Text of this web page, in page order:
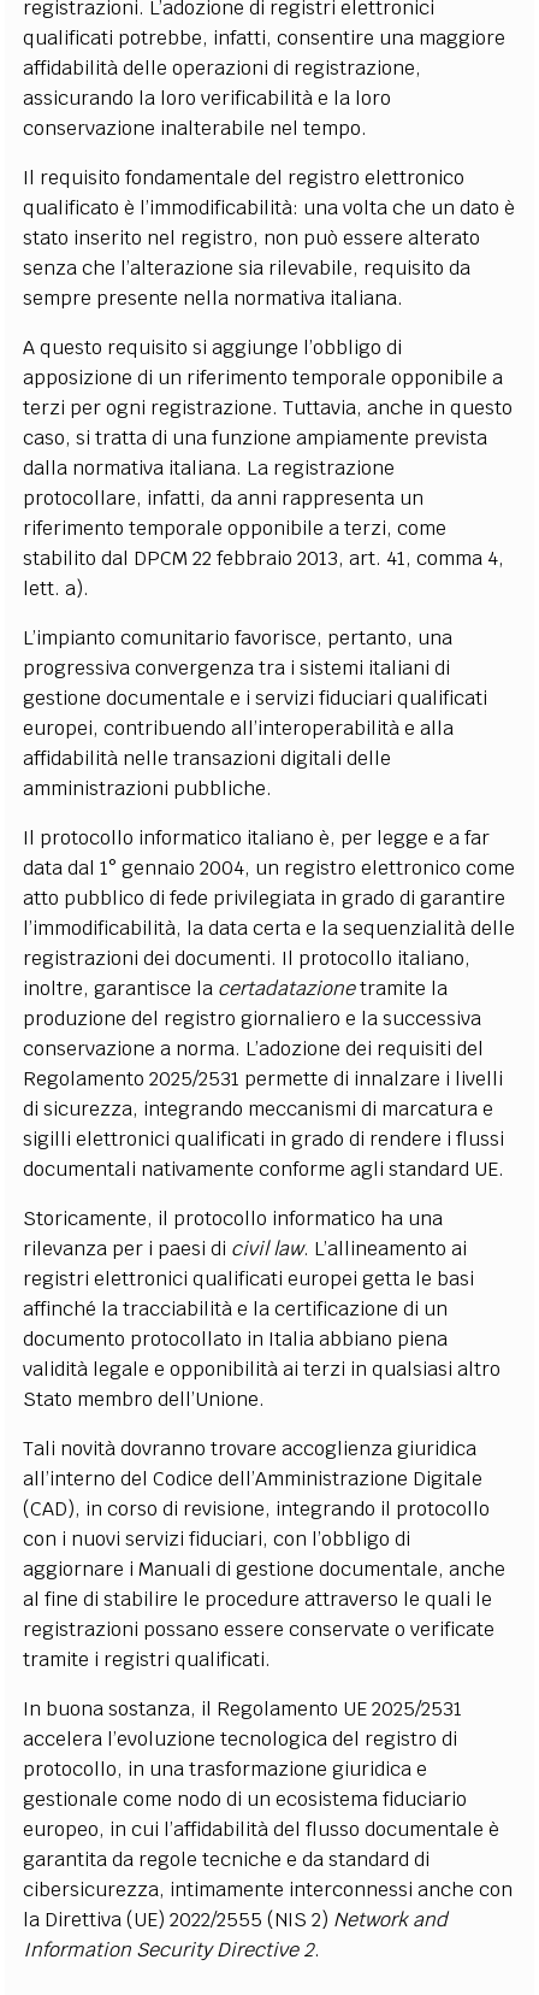
registrazioni. L’adozione di registri elettronici
qualificati potrebbe, infatti, consentire una maggiore
affidabilità delle operazioni di registrazione,
assicurando la loro verificabilità e la loro
conservazione inalterabile nel tempo.
Il requisito fondamentale del registro elettronico
qualificato è l’immodificabilità: una volta che un dato è
stato inserito nel registro, non può essere alterato
senza che l’alterazione sia rilevabile, requisito da
sempre presente nella normativa italiana.
A questo requisito si aggiunge l’obbligo di
apposizione di un riferimento temporale opponibile a
terzi per ogni registrazione. Tuttavia, anche in questo
caso, si tratta di una funzione ampiamente prevista
dalla normativa italiana. La registrazione
protocollare, infatti, da anni rappresenta un
riferimento temporale opponibile a terzi, come
stabilito dal DPCM 22 febbraio 2013, art. 41, comma 4,
lett. a).
L’impianto comunitario favorisce, pertanto, una
progressiva convergenza tra i sistemi italiani di
gestione documentale e i servizi fiduciari qualificati
europei, contribuendo all’interoperabilità e alla
affidabilità nelle transazioni digitali delle
amministrazioni pubbliche.
Il protocollo informatico italiano è, per legge e a far
data dal 1° gennaio 2004, un registro elettronico come
atto pubblico di fede privilegiata in grado di garantire
l’immodificabilità, la data certa e la sequenzialità delle
registrazioni dei documenti. Il protocollo italiano,
inoltre, garantisce la certadatazionetramite la
produzione del registro giornaliero e la successiva
conservazione a norma. L’adozione dei requisiti del
Regolamento 2025/2531 permette di innalzare i livelli
di sicurezza, integrando meccanismi di marcatura e
sigilli elettronici qualificati in grado di rendere i flussi
documentali nativamente conforme agli standard UE.
Storicamente, il protocollo informatico ha una
rilevanza per i paesi di civil law. L’allineamento ai
registri elettronici qualificati europei getta le basi
affinché la tracciabilità e la certificazione di un
documento protocollato in Italia abbiano piena
validità legale e opponibilità ai terzi in qualsiasi altro
Stato membro dell’Unione.
Tali novità dovranno trovare accoglienza giuridica
all’interno del Codice dell’Amministrazione Digitale
(CAD), in corso di revisione, integrando il protocollo
con i nuovi servizi fiduciari, con l’obbligo di
aggiornare i Manuali di gestione documentale, anche
al fine di stabilire le procedure attraverso le quali le
registrazioni possano essere conservate o verificate
tramite i registri qualificati.
In buona sostanza, il Regolamento UE 2025/2531
accelera l’evoluzione tecnologica del registro di
protocollo, in una trasformazione giuridica e
gestionale come nodo di un ecosistema fiduciario
europeo, in cui l’affidabilità del flusso documentale è
garantita da regole tecniche e da standard di
cibersicurezza, intimamente interconnessi anche con
la Direttiva (UE) 2022/2555 (NIS 2) Network and
Information Security Directive 2.